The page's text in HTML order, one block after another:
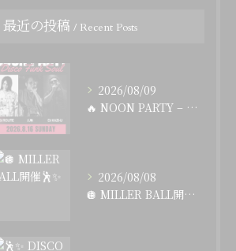
最近の投稿 Recent Posts
2026/08/09
🔥 NOON PARTY – Disco Funk Soul...
2026/08/08
🪩 MILLER BALL開催🕺✨